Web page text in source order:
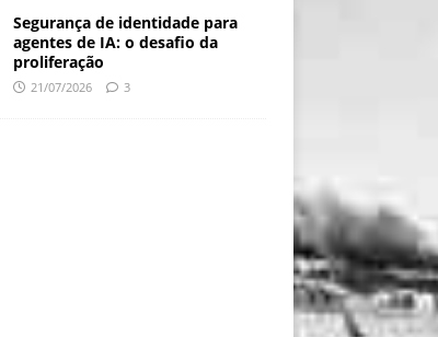
Segurança de identidade para
agentes de IA: o desafio da
proliferação
21/07/2026 3